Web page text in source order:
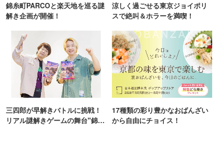
錦糸町PARCOと楽天地を巡る謎
解き企画が開催！
涼しく過ごせる東京ジョイポリ
スで絶叫＆ホラーを満喫！
三四郎が早解きバトルに挑戦！
リアル謎解きゲームの舞台"錦糸
17種類の彩り豊かなおばんざい
から自由にチョイス！